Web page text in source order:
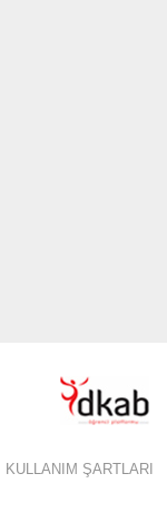
KULLANIM ŞARTLARI